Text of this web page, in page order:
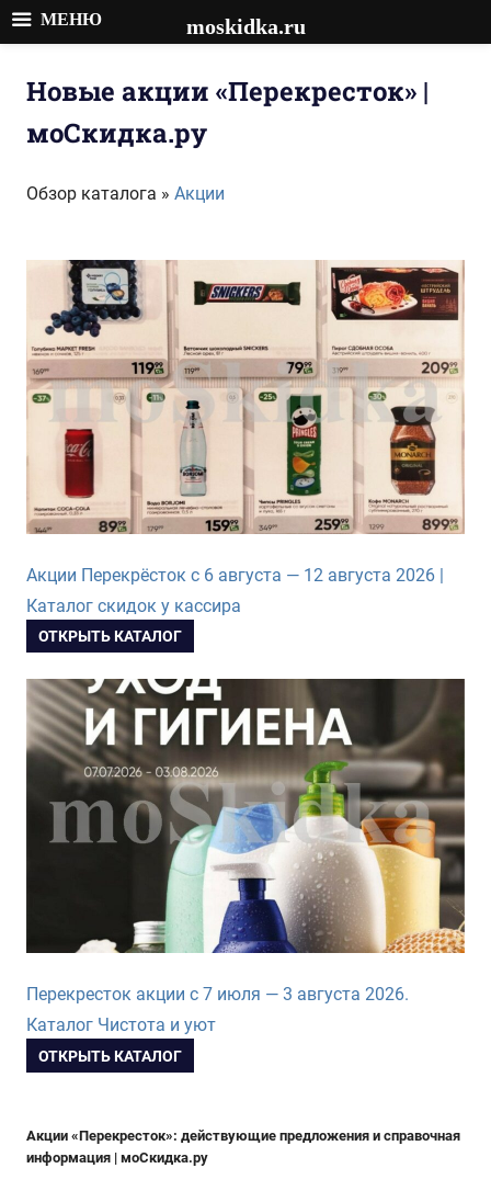
Новые акции «Перекресток» |
моСкидка.ру
Обзор каталога » Акции
Акции Перекрёсток с 6 августа — 12 августа 2026 |
Каталог скидок у кассира
ОТКРЫТЬ КАТАЛОГ
Перекресток акции с 7 июля — 3 августа 2026.
Каталог Чистота и уют
ОТКРЫТЬ КАТАЛОГ
Акции «Перекресток»: действующие предложения и справочная
информация | моСкидка.ру
МЕНЮ moskidka.ru